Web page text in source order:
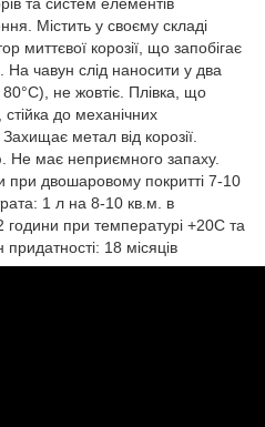
Містить у своєму складі
миттєвої корозії, що запобігає
На чавун слід наносити у два
не жовтіє. Плівка, що
до механічних
метал від корозії.
Не має неприємного запаху.
при двошаровому покритті 7-10
1 л на 8-10 кв.м. в
при температурі +20С та
придатності: 18 місяців